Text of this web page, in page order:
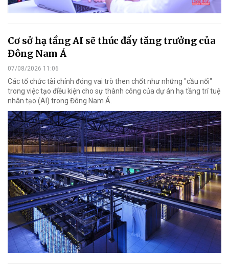
Cơ sở hạ tầng AI sẽ thúc đẩy tăng trưởng của
Đông Nam Á
07/08/2026 11:06
Các tổ chức tài chính đóng vai trò then chốt như những "cầu nối"
trong việc tạo điều kiện cho sự thành công của dự án hạ tầng trí tuệ
nhân tạo (AI) trong Đông Nam Á.